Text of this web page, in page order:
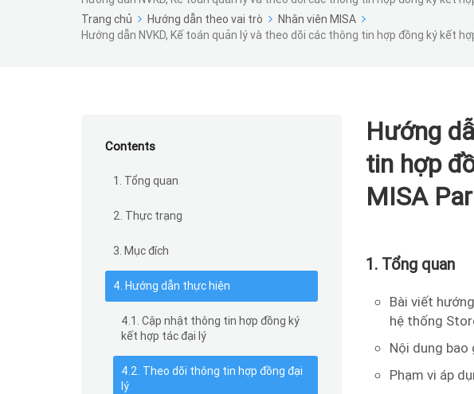
Trang chủ
Hướng dẫn theo vai trò
Nhân viên MISA
Hướng dẫn NVKD, Kế toán quản lý và theo dõi các thông tin hợp đồng ký kết
Contents
1. Tổng quan
2. Thực trạng
3. Mục đích
4. Hướng dẫn thực hiện
4.1. Cập nhật thông tin hợp đồng ký
kết hợp tác đại lý
4.2. Theo dõi thông tin hợp đồng đại
lý
Hướng
tin hợp
MISA
1. Tổng quan
Bài viết
hệ thống
Nội dung
Phạm vi áp